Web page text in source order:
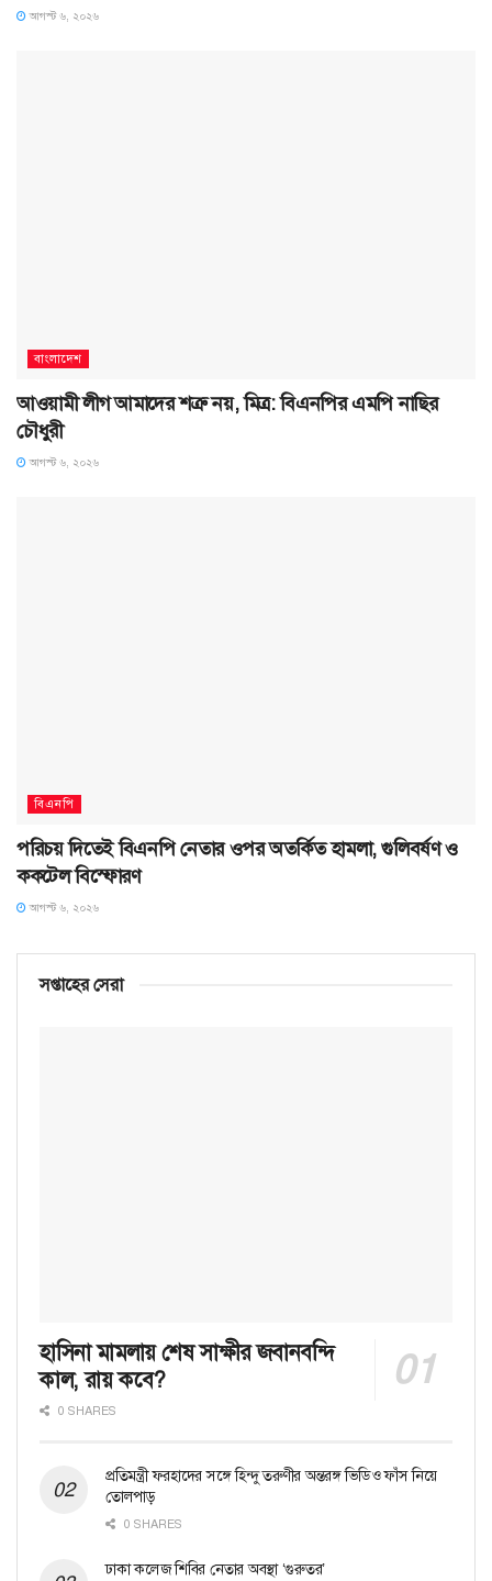
আগস্ট ৬, ২০২৬
বাংলাদেশ
আওয়ামী লীগ আমাদের শত্রু নয়, মিত্র: বিএনপির এমপি নাছির
চৌধুরী
আগস্ট ৬, ২০২৬
বিএনপি
পরিচয় দিতেই বিএনপি নেতার ওপর অতর্কিত হামলা, গুলিবর্ষণ ও
ককটেল বিস্ফোরণ
আগস্ট ৬, ২০২৬
সপ্তাহের সেরা
হাসিনা মামলায় শেষ সাক্ষীর জবানবন্দি
কাল, রায় কবে?
0 SHARES
প্রতিমন্ত্রী ফরহাদের সঙ্গে হিন্দু তরুণীর অন্তরঙ্গ ভিডিও ফাঁস নিয়ে
তোলপাড়
0 SHARES
ঢাকা কলেজ শিবির নেতার অবস্থা ‘গুরুতর’